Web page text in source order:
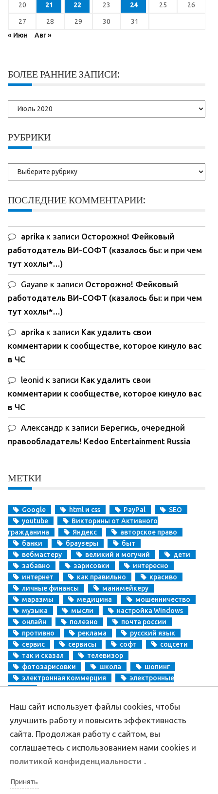
20 21 22 23 24 25 26
27 28 29 30
31
« Июн
Авг »
БОЛЕЕ РАННИЕ ЗАПИСИ:
Более
ранние
РУБРИКИ
Рубрики
ПОСЛЕДНИЕ КОММЕНТАРИИ:
aprika к записи Осторожно! Фейковый
работодатель ВИ-СОФТ (казалось бы: и при чем
тут хохлы*…)
Gayane к записи Осторожно! Фейковый
работодатель ВИ-СОФТ (казалось бы: и при чем
тут хохлы*…)
aprika к записи Как удалить свои
комментарии к сообществе, которое кинуло вас
в ЧС
leonid к записи Как удалить свои
комментарии к сообществе, которое кинуло вас
в ЧС
Александр к записи Берегись, очередной
правообладатель! Kedoo Entertainment Russia
МЕТКИ
Google html и css PayPal
SEO
youtube
Викторины от Активного
гражданина
Яндекс
авторское право
банки
браузеры
быт
вебмастеру
великий и могучий
дети
забавно
зарисовки
интересно
интернет
как правильно
красиво
личные финансы
манимейкеру
маразмы
медицина
мошенничество
музыка
мысли
настройка Windows
онлайн
полезно
почта россии
противно
реклама
русский язык
сервис
сервисы софт
соцсети
так и сказал
телевизор
фотозарисовки
школа
шопинг
электронная коммерция
электронные
деньги
CopyrightAprikablog.ru © Все права защищены |Обратная связь
Наш сайт использует файлы cookies, чтобы
улучшить работу и повысить эффективность
сайта. Продолжая работу с сайтом, вы
соглашаетесь с использованием нами cookies и
политикой конфиденциальности .
Принять